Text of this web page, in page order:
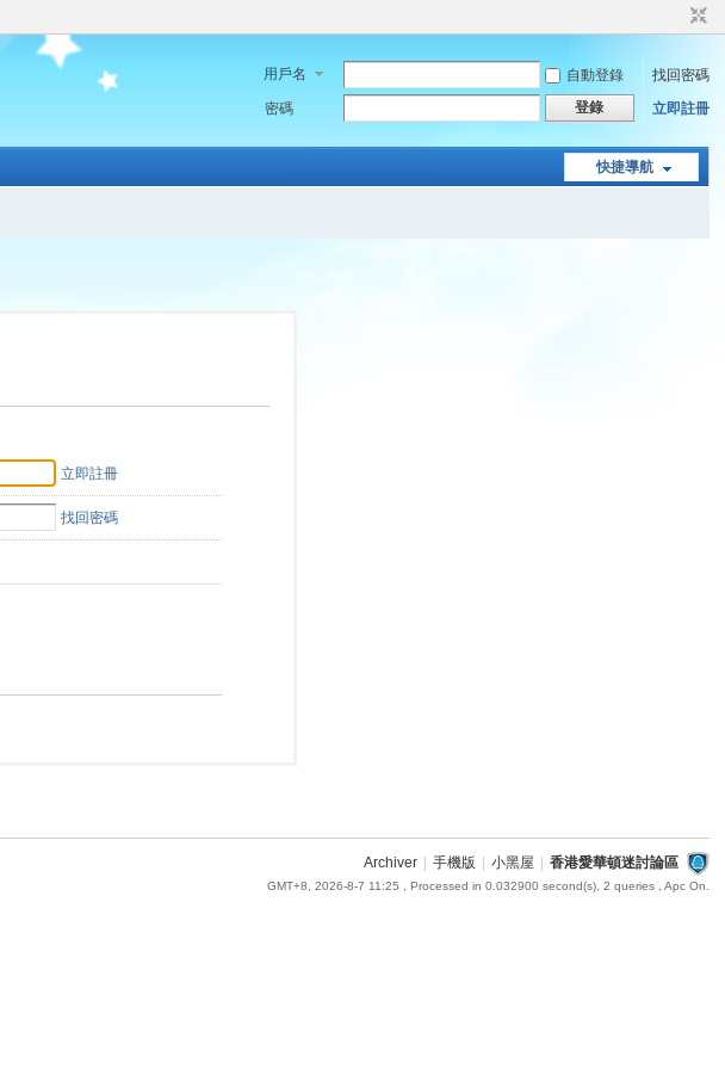
用戶名 自動登錄
找回密碼
密碼
登錄 立即註冊
快捷導航
立即註冊
找回密碼
Archiver 手機版 小黑屋 香港愛華頓迷討論區
GMT+8, 2026-8-7 11:25 , Processed in 0.032900 second(s), 2 queries , Apc On.